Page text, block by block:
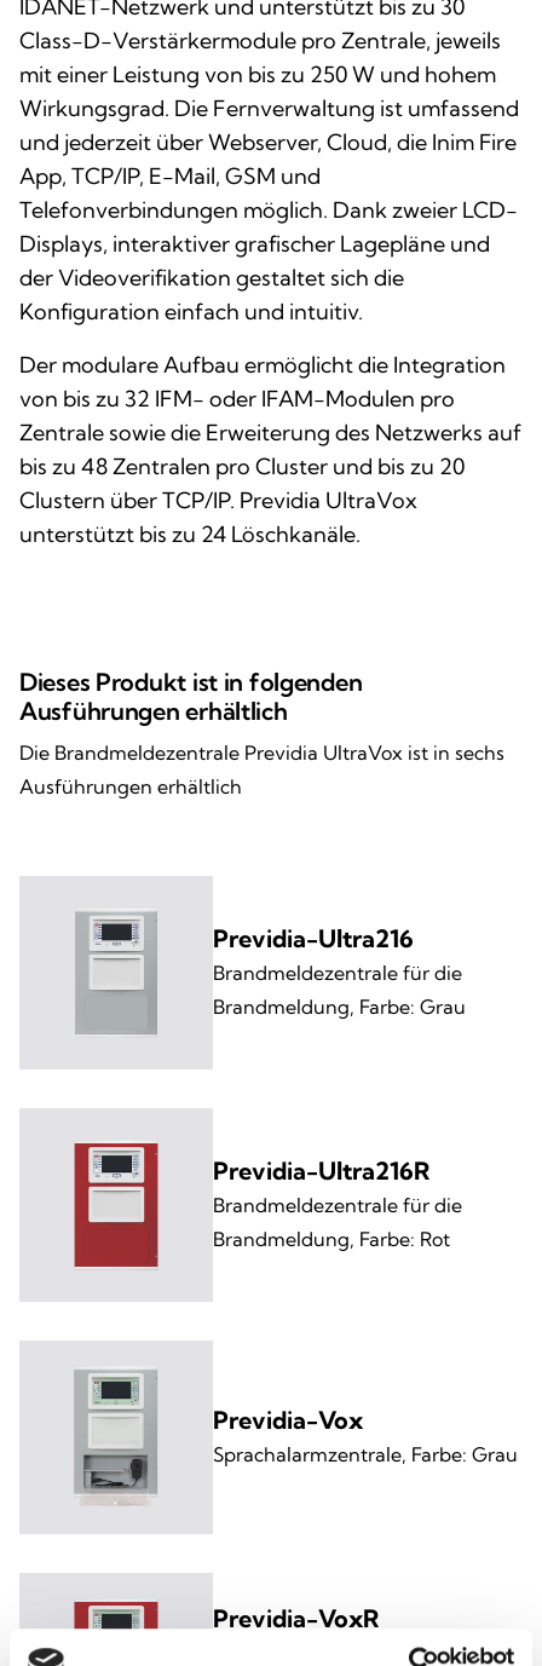
IDANET-Netzwerk und unterstützt bis zu 30
Class-D-Verstärkermodule pro Zentrale, jeweils
mit einer Leistung von bis zu 250 W und hohem
Wirkungsgrad. Die Fernverwaltung ist umfassend
und jederzeit über Webserver, Cloud, die Inim Fire
App, TCP/IP, E-Mail, GSM und
Telefonverbindungen möglich. Dank zweier LCD-
Displays, interaktiver grafischer Lagepläne und
der Videoverifikation gestaltet sich die
Konfiguration einfach und intuitiv.
Der modulare Aufbau ermöglicht die Integration
von bis zu 32 IFM- oder IFAM-Modulen pro
Zentrale sowie die Erweiterung des Netzwerks auf
bis zu 48 Zentralen pro Cluster und bis zu 20
Clustern über TCP/IP. Previdia UltraVox
unterstützt bis zu 24 Löschkanäle.
Dieses Produkt ist in folgenden
Ausführungen erhältlich
Die Brandmeldezentrale Previdia UltraVox ist in sechs
Ausführungen erhältlich
Previdia-Ultra216
Brandmeldezentrale für die
Brandmeldung, Farbe: Grau
Previdia-Ultra216R
Brandmeldezentrale für die
Brandmeldung, Farbe: Rot
Previdia-Vox
Sprachalarmzentrale, Farbe: Grau
Previdia-VoxR